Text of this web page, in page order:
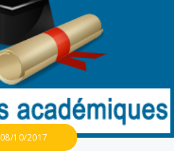
08/10/2017